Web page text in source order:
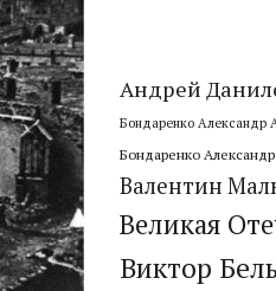
Андрей
Бондаренко Александр
Бондаренко
Валентин
Великая
Виктор